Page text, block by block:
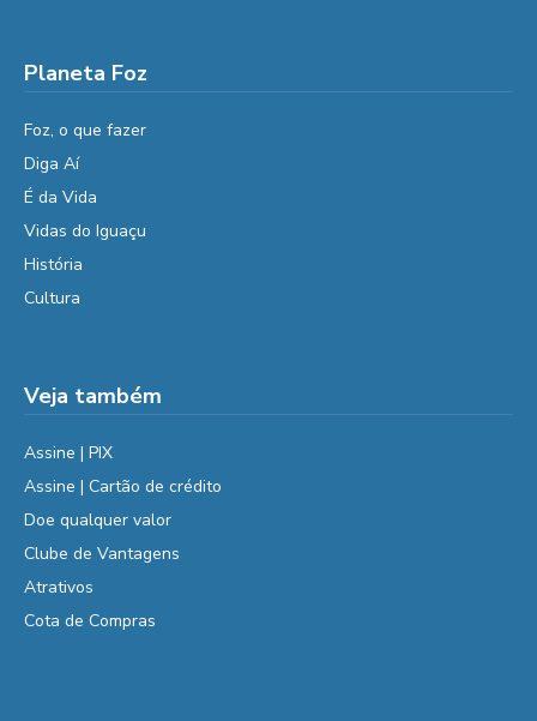
Planeta Foz
Foz, o que fazer
Diga Aí
É da Vida
Vidas do Iguaçu
História
Cultura
Veja também
Assine | PIX
Assine | Cartão de crédito
Doe qualquer valor
Clube de Vantagens
Atrativos
Cota de Compras